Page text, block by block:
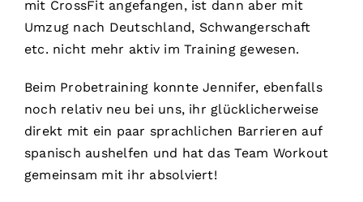
mit CrossFit angefangen, ist dann aber mit
Umzug nach Deutschland, Schwangerschaft
etc. nicht mehr aktiv im Training gewesen.
Beim Probetraining konnte Jennifer, ebenfalls
noch relativ neu bei uns, ihr glücklicherweise
direkt mit ein paar sprachlichen Barrieren auf
spanisch aushelfen und hat das Team Workout
gemeinsam mit ihr absolviert!